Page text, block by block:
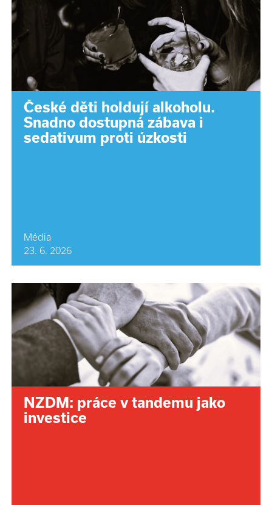
České děti holdují alkoholu.
Snadno dostupná zábava i
sedativum proti úzkosti
Média
23. 6. 2026
NZDM: práce v tandemu jako
investice